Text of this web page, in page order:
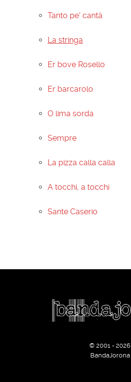
Tanto pe' cantà
La stringa
Er bove Rosello
Er barcarolo
O lima sorda
Sempre
La pizza calla calla
A tocchi, a tocchi
Sante Caserio
© 2001 - 2026
BandaJorona